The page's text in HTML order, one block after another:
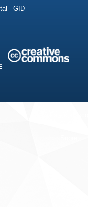
- GID